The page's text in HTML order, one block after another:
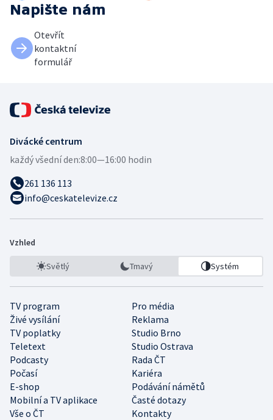
Napište nám
Otevřít
kontaktní
formulář
Divácké centrum
každý všední den:8:00—16:00 hodin
261 136 113
info@ceskatelevize.cz
Vzhled
Světlý Tmavý Systém
TV program
Pro média
Živé vysílání
Reklama
TV poplatky
Studio Brno
Teletext
Studio Ostrava
Podcasty
Rada ČT
Počasí
Kariéra
E-shop
Podávání námětů
Mobilní a TV aplikace
Časté dotazy
Vše o ČT
Kontakty